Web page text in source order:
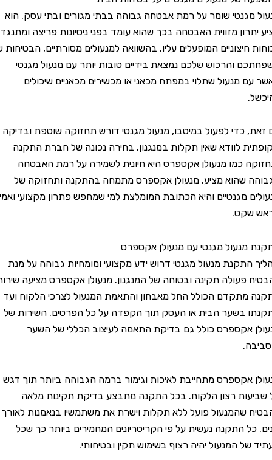
שומר על רמת אבטחה גבוהה בבתי מגורים ובתי עסק. הוא
מזווית האבטחה בכך שהוא עומד בפני ניסיונות פריצה ומתנגד
המופעלים עליו. בהשוואה למנעולים מסורתיים, הבטיחות של
והרכוש שלכם נמצאת בידיים טובות יותר עם מנעול מגנטי
מנעול שתלוי במפתח מכאני או מכשירים מכאניים שיכולים
כדי לפעול במיטבו, מנעול מגנטי דורש תחזוקה שוטפת ובדיקה
לוודא שאין תקלות במנגנון. בחירה נכונה של חברת התקנה
כמו מנעולן אקספרס היא חיונית לשמירה על רמת האבטחה
שהוא מציע. מנעולן אקספרס מתמחה בהתקנה ותחזוקה של
מגנטיים והיא הכתובת המומלצת למי שמחפש פתרון מקצועי ואמין
מגנטי עם מנעולן אקספרס
מנעול מגנטי דרוש ידע מקצועי ומומחיות גבוהה על מנת
פעולה תקינה ובטוחה של המנגנון. מנעולן אקספרס מציעה שירות
הכולל החל מאבחון והתאמת המנעול לצרכי הלקוח ועד
בשער הבית או העסק תוך הקפדה על כל הפרטים. השירות של
אקספרס כולל גם בדיקת התאמה לעיצוב הכללי של השער
אקספרס מתחייבת לאיכות וגימור ברמה הגבוהה ביותר תוך דגש
רצון הלקוח. בכל התקנה מתבצע בדיקת תקינות מלאה
שהמנעול פועל ללא תקלות וישרת את משתמשיו בנאמנות לאורך
התקנה נעשית על פי הקריטריונים המחמירים ביותר כך שכל
המנעול יהיה רצוף בשימוש תקין ובטיחותי.